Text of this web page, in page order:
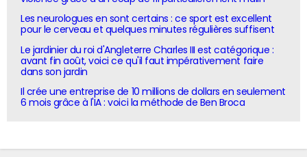
Les neurologues en sont certains : ce sport est excellent
pour le cerveau et quelques minutes régulières suffisent
Le jardinier du roi d'Angleterre Charles III est catégorique :
avant fin août, voici ce qu'il faut impérativement faire
dans son jardin
Il crée une entreprise de 10 millions de dollars en seulement
6 mois grâce à l'IA : voici la méthode de Ben Broca